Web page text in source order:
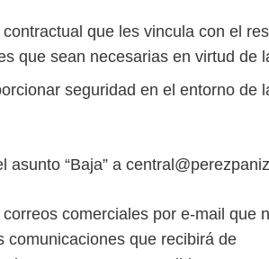
que les vincula con el
que sean necesarias en virtud de
seguridad en el entorno de
“Baja” a
comerciales por e-mail que
comunicaciones que recibirá de